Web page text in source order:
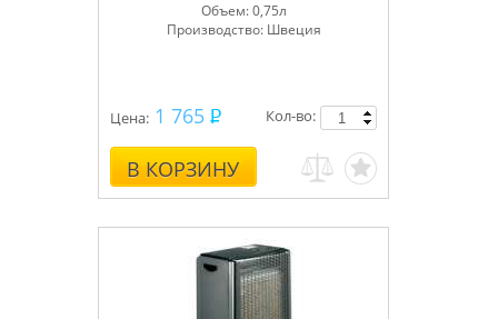
Объем: 0,75л
Производство: Швеция
Цена: 1 765
В КОРЗИНУ
Кол-во: